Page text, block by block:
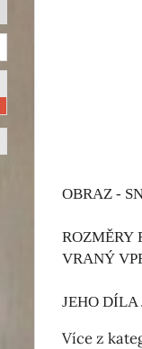
OBRAZ -
ROZMĚRY
VRANÝ
JEHO DÍLA
Více z